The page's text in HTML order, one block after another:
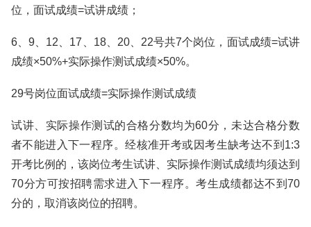
位，面试成绩=试讲成绩；
6、9、12、17、18、20、22号共7个岗位，面试成绩=试讲
成绩×50%+实际操作测试成绩×50%。
29号岗位面试成绩=实际操作测试成绩
试讲、实际操作测试的合格分数均为60分，未达合格分数
者不能进入下一程序。经核准开考或因考生缺考达不到1:3
开考比例的，该岗位考生试讲、实际操作测试成绩均须达到
70分方可按招聘需求进入下一程序。考生成绩都达不到70
分的，取消该岗位的招聘。